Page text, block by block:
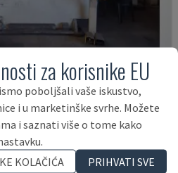
17.000 €
za korisnike EU
poboljšali vaše iskustvo,
i u marketinške svrhe. Možete
i saznati više o tome kako
KOLAČIĆA
PRIHVATI SVE